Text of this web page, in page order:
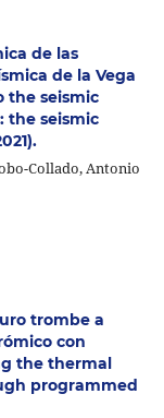
de las
de la Vega
the seismic
the seismic
Collado, Antonio
trombe a
con
the thermal
programmed